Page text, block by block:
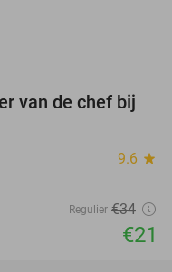
38%
van de chef bij
9.6 star
Regulier €34
€21